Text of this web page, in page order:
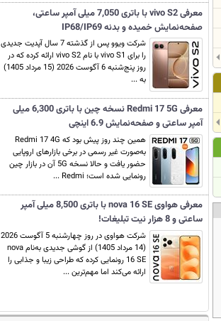
معرفی vivo S2 با باتری 7,050 میلی آمپر ساعتی،
صفحه‌نمایش خمیده و بدنه IP68/IP69
شرکت ویوو پس از گذشته 7 سال آپدیت جدیدی
را برای vivo S1 با نام vivo S2 ارائه کرده که در
روز پنج‌شنبه 6 آگوست 2026 (15 مرداد 1405)
به ...
معرفی Redmi 17 5G نسخه چین با باتری 6,300 میلی
آمپر ساعتی و صفحه‌نمایش 6.9 اینچی
همین چند روز پیش بود که Redmi 17 4G
به‌صورت غیر رسمی در برخی بازارهای اروپایی
حضور یافت و حالا نسخه 5G آن در بازار چین
رونمایی شده است؛ Redmi ...
معرفی هواوی nova 16 SE با باتری 8,500 میلی آمپر
ساعتی و 8 هزار نیت تبلیغات!
شرکت هواوی در روز چهارشنبه 5 آگوست 2026
(14 مرداد 1405) از گوشی جدیدی به‌نام nova
16 SE رونمایی کرده که طراحی زیبا و جذابی را
ارائه می‌کند اما مهم‌ترین ...